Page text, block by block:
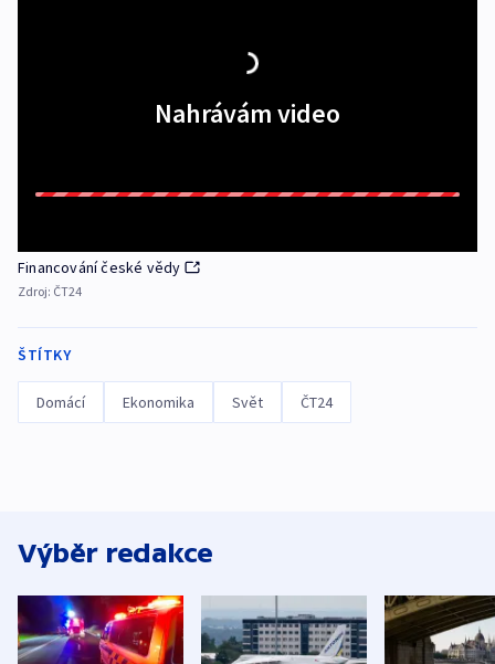
Nahrávám video
Financování české vědy
Zdroj: ČT24
ŠTÍTKY
Domácí Ekonomika Svět ČT24
Výběr redakce